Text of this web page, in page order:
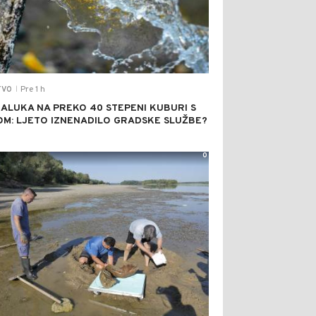
Pre 1 h
NA PREKO 40 STEPENI KUBURI S
LJETO IZNENADILO GRADSKE SLUŽBE?
0